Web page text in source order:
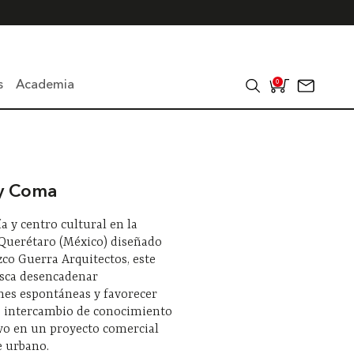
Academia 0
Coma
y centro cultural en la
(México) diseñado
Guerra Arquitectos, este
desencadenar
espontáneas y favorecer
intercambio de conocimiento
en un proyecto comercial
urbano.